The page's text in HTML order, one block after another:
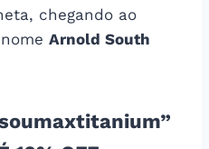
chegando ao
Arnold South